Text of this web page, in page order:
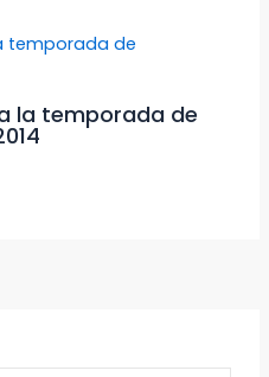
la temporada de